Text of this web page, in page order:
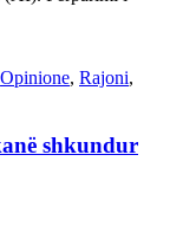
Opinione, Rajoni,
shkundur